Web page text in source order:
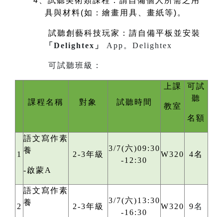
具與材料(如：繪畫用具、畫紙等)。
試聽創藝科技玩家：請自備平板並安裝
「Delightex」
App。 Delightex
可試聽班級：
課程名稱 對象 試聽時間
上課
教室
可試
聽
名額
1
語文寫作素
養
-啟蒙A
2-3年級
3/7(六)09:30
-12:30
W320 4名
2
語文寫作素
養
2-3年級
3/7(六)13:30
-16:30
W320 9名